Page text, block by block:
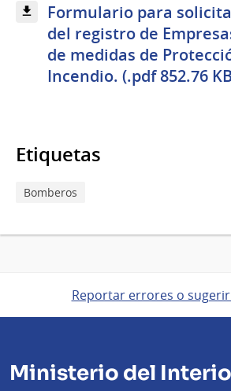
Formulario para
del registro de
de medidas de
Incendio. (.pdf 852.76
Etiquetas
Bomberos
Reportar errores o
Ministerio del